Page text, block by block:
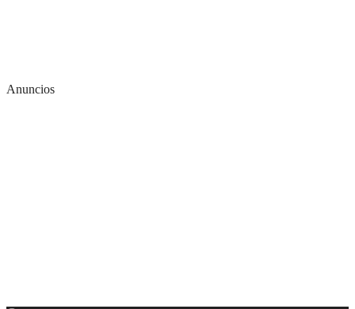
Anuncios